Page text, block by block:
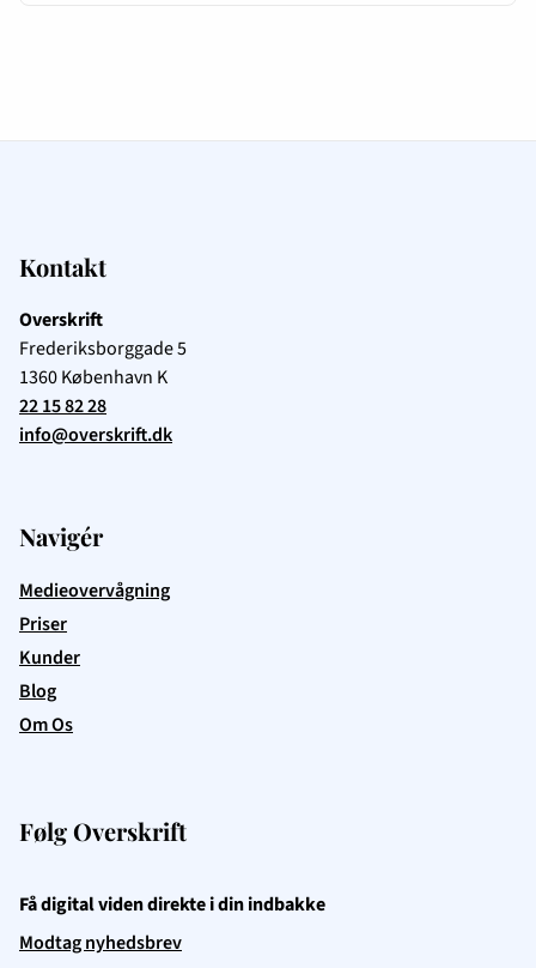
Kontakt
Overskrift
Frederiksborggade 5
1360København K
22 15 82 28
info@overskrift.dk
Navigér
Medieovervågning
Priser
Kunder
Blog
Om Os
Følg Overskrift
Få digital viden direkte i din indbakke
Modtag nyhedsbrev